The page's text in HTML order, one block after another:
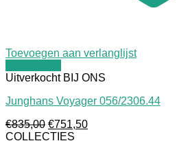
Toevoegen aan verlanglijst
Uitverkocht
Junghans Voyager 056/2306.44
€835,00 Oorspronkelijke
prijs
€751,50Huidige
COLLECTIES